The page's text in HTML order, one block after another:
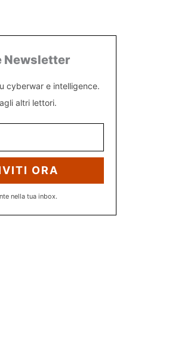
Newsletter
cyberwar e intelligence.
altri lettori.
ORA
nella tua inbox.